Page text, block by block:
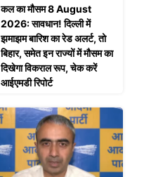
कल का मौसम 8 August
2026: सावधान! दिल्ली में
झमाझम बारिश का रेड अलर्ट, तो
बिहार, समेत इन राज्यों में मौसम का
दिखेगा विकराल रूप, चेक करें
आईएमडी रिपोर्ट